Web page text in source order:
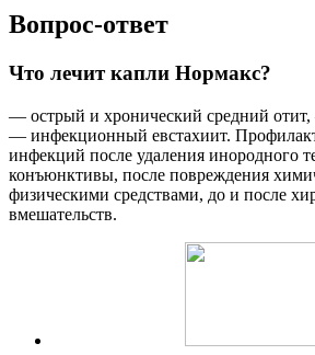
Вопрос-ответ
Что лечит капли Нормакс?
— острый и хронический средний
— инфекционный евстахиит.
инфекций после удаления инородного
конъюнктивы, после повреждения
физическими средствами, до и после
вмешательств.